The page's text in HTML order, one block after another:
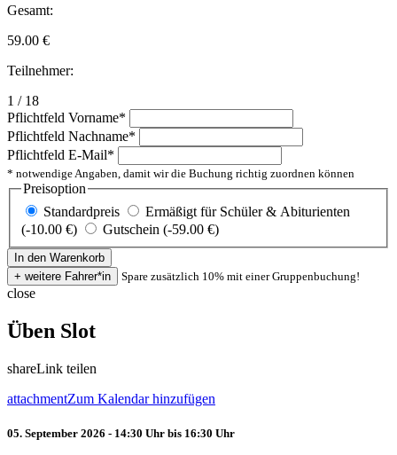
Gesamt:
59.00 €
Teilnehmer:
1 / 18
Pflichtfeld Vorname*
Pflichtfeld Nachname*
Pflichtfeld E-Mail*
* notwendige Angaben, damit wir die Buchung richtig zuordnen können
Preisoption
Standardpreis
Ermäßigt für Schüler & Abiturienten
(-10.00 €)
Gutschein (-59.00 €)
Spare zusätzlich 10% mit einer Gruppenbuchung!
close
Üben Slot
shareLink teilen
attachmentZum Kalendar hinzufügen
05. September 2026 - 14:30 Uhr bis 16:30 Uhr